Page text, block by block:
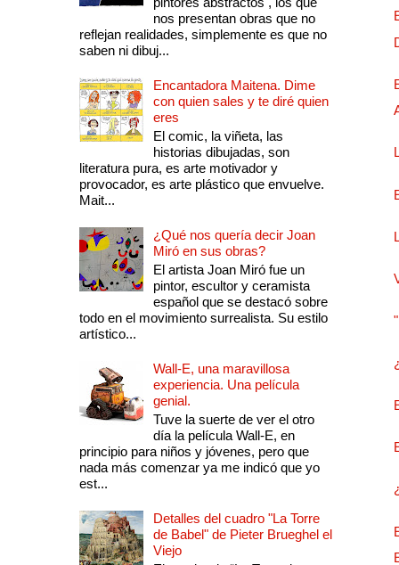
nos presentan obras que no
reflejan realidades, simplemente es que no
saben ni dibuj...
Encantadora Maitena. Dime
con quien sales y te diré quien
eres
El comic, la viñeta, las
historias dibujadas, son
literatura pura, es arte motivador y
provocador, es arte plástico que envuelve.
Mait...
¿Qué nos quería decir Joan
Miró en sus obras?
El artista Joan Miró fue un
pintor, escultor y ceramista
español que se destacó sobre
todo en el movimiento surrealista. Su estilo
artístico...
Wall-E, una maravillosa
experiencia. Una película
genial.
Tuve la suerte de ver el otro
día la película Wall-E, en
principio para niños y jóvenes, pero que
nada más comenzar ya me indicó que yo
est...
Detalles del cuadro "La Torre
de Babel" de Pieter Brueghel el
Viejo